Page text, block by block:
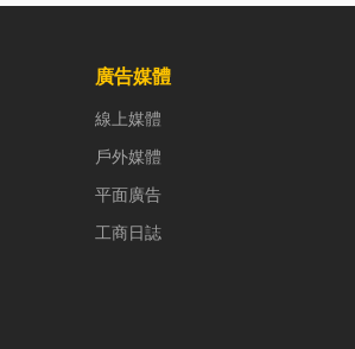
廣告媒體
線上媒體
戶外媒體
平面廣告
工商日誌